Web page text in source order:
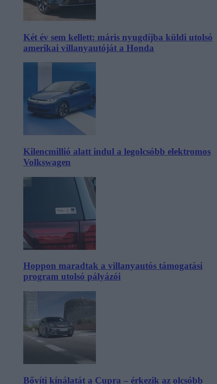
Két év sem kellett: máris nyugdíjba küldi utolsó
amerikai villanyautóját a Honda
Kilencmillió alatt indul a legolcsóbb elektromos
Volkswagen
Hoppon maradtak a villanyautós támogatási
program utolsó pályázói
Bővíti kínálatát a Cupra – érkezik az olcsóbb